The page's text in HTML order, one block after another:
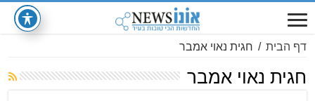
דף הבית / חגית נאוי אמבר
חגית נאוי אמבר